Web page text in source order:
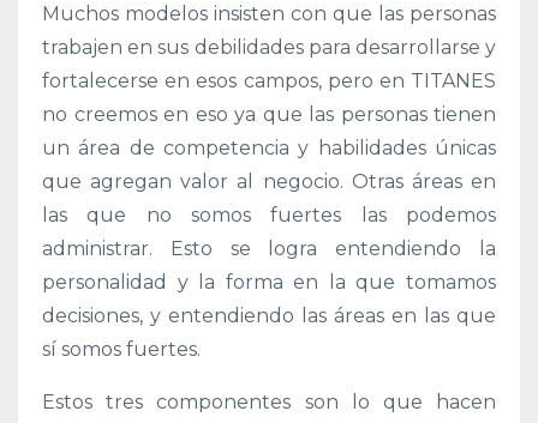
Muchos modelos insisten con que las personas
trabajen en sus debilidades para desarrollarse y
fortalecerse en esos campos, pero en TITANES
no creemos en eso ya que las personas tienen
un área de competencia y habilidades únicas
que agregan valor al negocio. Otras áreas en
las que no somos fuertes las podemos
administrar. Esto se logra entendiendo la
personalidad y la forma en la que tomamos
decisiones, y entendiendo las áreas en las que
sí somos fuertes.
Estos tres componentes son lo que hacen